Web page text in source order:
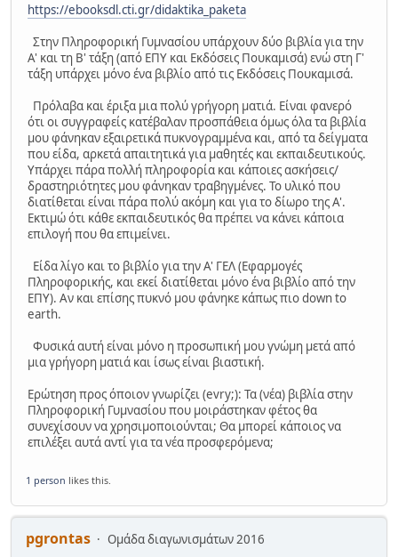
https://ebooksdl.cti.gr/didaktika_paketa
Στην Πληροφορική Γυμνασίου υπάρχουν δύο βιβλία για την
Α' και τη Β' τάξη (από ΕΠΥ και Εκδόσεις Πουκαμισά) ενώ στη Γ'
τάξη υπάρχει μόνο ένα βιβλίο από τις Εκδόσεις Πουκαμισά.
Πρόλαβα και έριξα μια πολύ γρήγορη ματιά. Είναι φανερό
ότι οι συγγραφείς κατέβαλαν προσπάθεια όμως όλα τα βιβλία
μου φάνηκαν εξαιρετικά πυκνογραμμένα και, από τα δείγματα
που είδα, αρκετά απαιτητικά για μαθητές και εκπαιδευτικούς.
Υπάρχει πάρα πολλή πληροφορία και κάποιες ασκήσεις/
δραστηριότητες μου φάνηκαν τραβηγμένες. Το υλικό που
διατίθεται είναι πάρα πολύ ακόμη και για το δίωρο της Α'.
Εκτιμώ ότι κάθε εκπαιδευτικός θα πρέπει να κάνει κάποια
επιλογή που θα επιμείνει.
Είδα λίγο και το βιβλίο για την Α' ΓΕΛ (Εφαρμογές
Πληροφορικής, και εκεί διατίθεται μόνο ένα βιβλίο από την
ΕΠΥ). Αν και επίσης πυκνό μου φάνηκε κάπως πιο down to
earth.
Φυσικά αυτή είναι μόνο η προσωπική μου γνώμη μετά από
μια γρήγορη ματιά και ίσως είναι βιαστική.
Ερώτηση προς όποιον γνωρίζει (evry;): Τα (νέα) βιβλία στην
Πληροφορική Γυμνασίου που μοιράστηκαν φέτος θα
συνεχίσουν να χρησιμοποιούνται; Θα μπορεί κάποιος να
επιλέξει αυτά αντί για τα νέα προσφερόμενα;
1 person likes this.
pgrontas
Ομάδα διαγωνισμάτων 2016